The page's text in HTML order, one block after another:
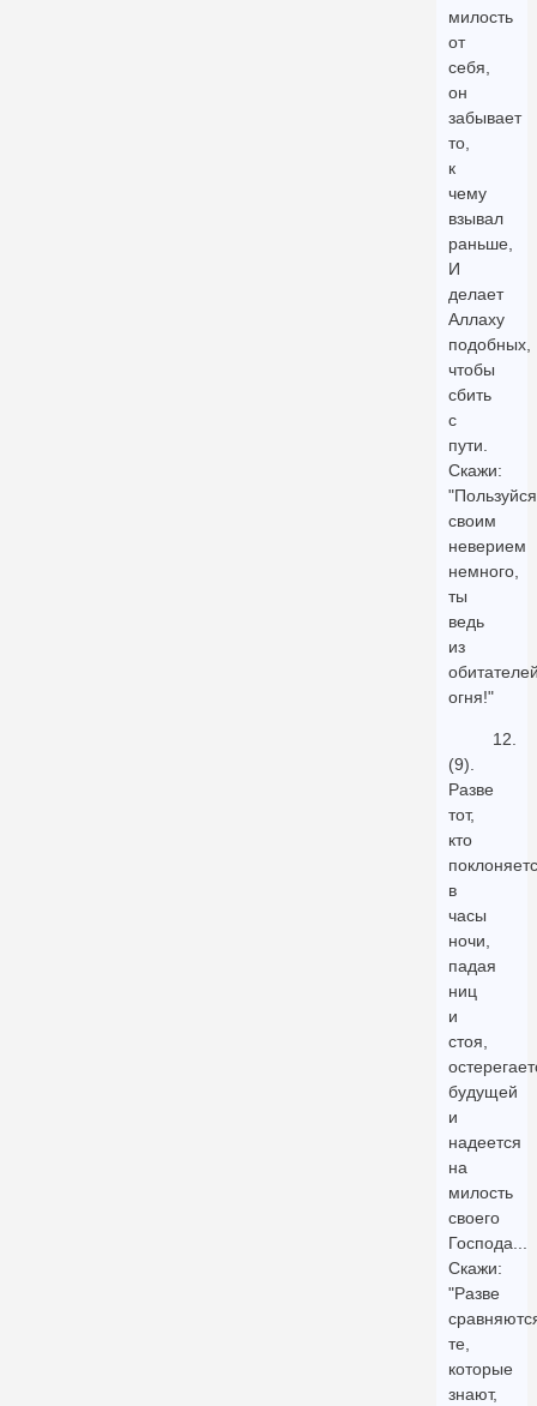
милость
от
себя,
он
забывает
то,
к
чему
взывал
раньше,
И
делает
Аллаху
подобных,
чтобы
сбить
с
пути.
Скажи:
"Пользуйся
своим
неверием
немного,
ты
ведь
из
огня!"
12.
(9).
Разве
тот,
кто
в
часы
ночи,
падая
ниц
и
стоя,
будущей
и
надеется
на
милость
своего
Господа...
Скажи:
"Разве
те,
которые
знают,